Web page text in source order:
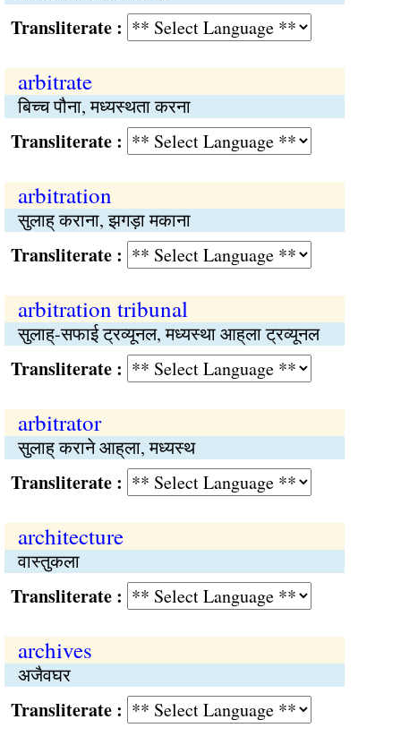
:
arbitrate
बिच्च पौना, मध्यस्थता करना
:
arbitration
सुलाह् कराना, झगड़ा मकाना
:
arbitration tribunal
सुलाह्-सफाई ट्रव्यूनल, मध्यस्था आह्‌ला ट्रव्यूनल
:
arbitrator
सुलाह् कराने आह्‌ला, मध्यस्थ
:
architecture
वास्तुकला
:
archives
अजैवघर
: